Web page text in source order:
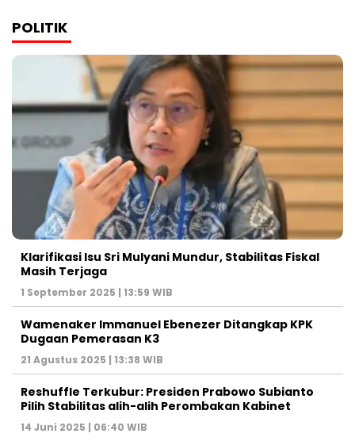
POLITIK
Klarifikasi Isu Sri Mulyani Mundur, Stabilitas Fiskal
Masih Terjaga
1 September 2025 | 13:59 WIB
Wamenaker Immanuel Ebenezer Ditangkap KPK
Dugaan Pemerasan K3
21 Agustus 2025 | 13:38 WIB
Reshuffle Terkubur: Presiden Prabowo Subianto
Pilih Stabilitas alih-alih Perombakan Kabinet
14 Juni 2025 | 06:40 WIB